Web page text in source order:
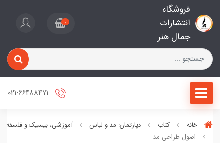
فروشگاه
انتشارات
جمال هنر
0
خانه کتاب دپارتمان: مد و لباس
آموزشی، بیسیک و فلسفه
اصول طراحی مد